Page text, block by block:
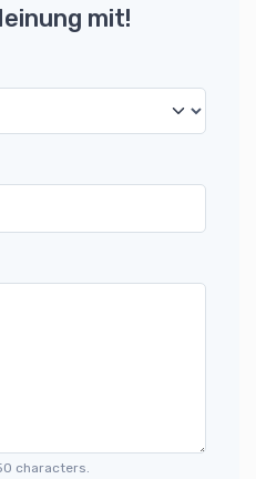
mit!
characters.